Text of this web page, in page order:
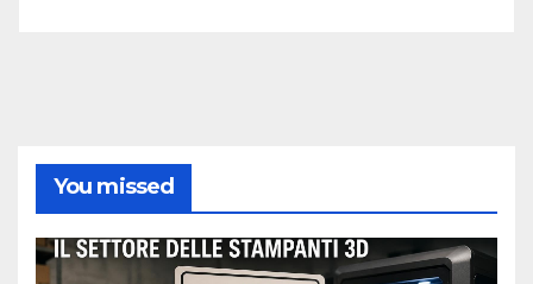
You missed